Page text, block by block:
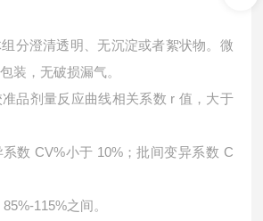
分澄清透明、无沉淀或者絮状物。微
装，无破损漏气。
品剂量反应曲线相关系数 r 值，大于
数 CV%小于 10%；批间变异系数 C
115%之间。